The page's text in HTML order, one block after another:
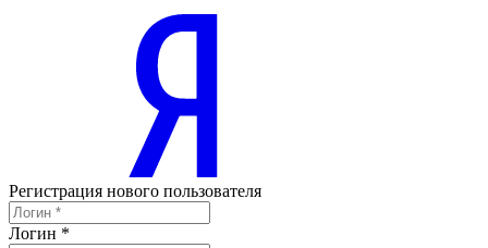
Регистрация нового пользователя
Логин *